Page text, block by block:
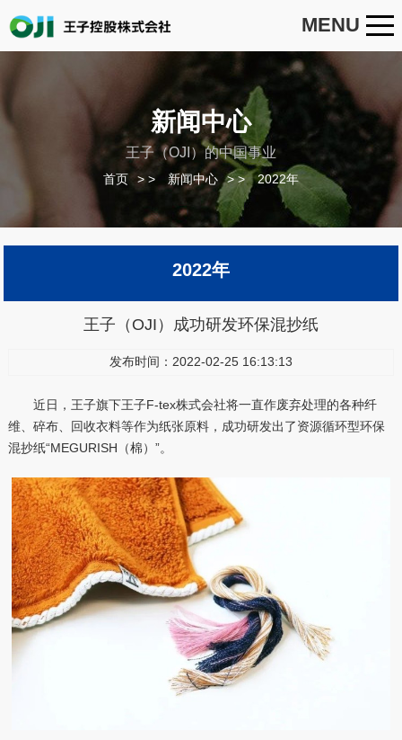
MENU
新闻中心
王子（OJI）的中国事业
首页 > 新闻中心 > 2022年
2022年
王子（OJI）成功研发环保混抄纸
发布时间：2022-02-25 16:13:13
近日，王子旗下王子F-tex株式会社将一直作废弃处理的各种纤
维、碎布、回收衣料等作为纸张原料，成功研发出了资源循环型环保
混抄纸“MEGURISH（棉）”。